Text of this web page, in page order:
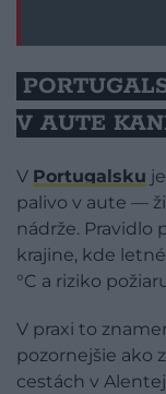
V AUTE
V Portugalsku
palivo v aute —
nádrže. Pravidlo
krajine, kde
°C a riziko
V praxi to
pozornejšie ako
cestách v